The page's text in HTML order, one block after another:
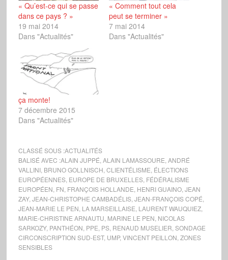
« Qu’est-ce qui se passe
dans ce pays ? »
19 mai 2014
Dans "Actualités"
« Comment tout cela
peut se terminer »
7 mai 2014
Dans "Actualités"
ça monte!
7 décembre 2015
Dans "Actualités"
CLASSÉ SOUS :ACTUALITÉS
BALISÉ AVEC :ALAIN JUPPÉ ALAIN LAMASSOURE ANDRÉ
VALLINI, BRUNO GOLLNISCH CLIENTÉLISME ÉLECTIONS
EUROPÉENNES, EUROPE DE BRUXELLES, FÉDÉRALISME
EUROPÉEN FN FRANÇOIS HOLLANDE HENRI GUAINO, JEAN
ZAY, JEAN-CHRISTOPHE CAMBADÉLIS, JEAN-FRANÇOIS COPÉ
JEAN-MARIE LE PEN LA MARSEILLAISE LAURENT WAUQUIEZ,
MARIE-CHRISTINE ARNAUTU MARINE LE PEN NICOLAS
SARKOZY, PANTHÉON PPE PS, RENAUD MUSELIER SONDAGE
CIRCONSCRIPTION SUD-EST, UMP, VINCENT PEILLON ZONES
SENSIBLES